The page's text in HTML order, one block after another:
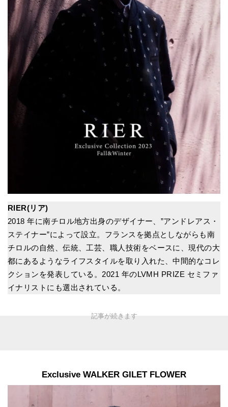
RIER(リア)
2018 年に南チロル地方出身のデザイナー、”アンドレアス・
ステイナー”によって設立。フランスを拠点としながらも南
チロルの自然、伝統、工芸、職人技術をベースに、現代の大
都にあるようなライフスタイルを取り入れた、中間的なコレ
クションを発表している。2021 年のLVMH PRIZE セミファ
イナリストにも選出されている。
Exclusive WALKER GILET FLOWER